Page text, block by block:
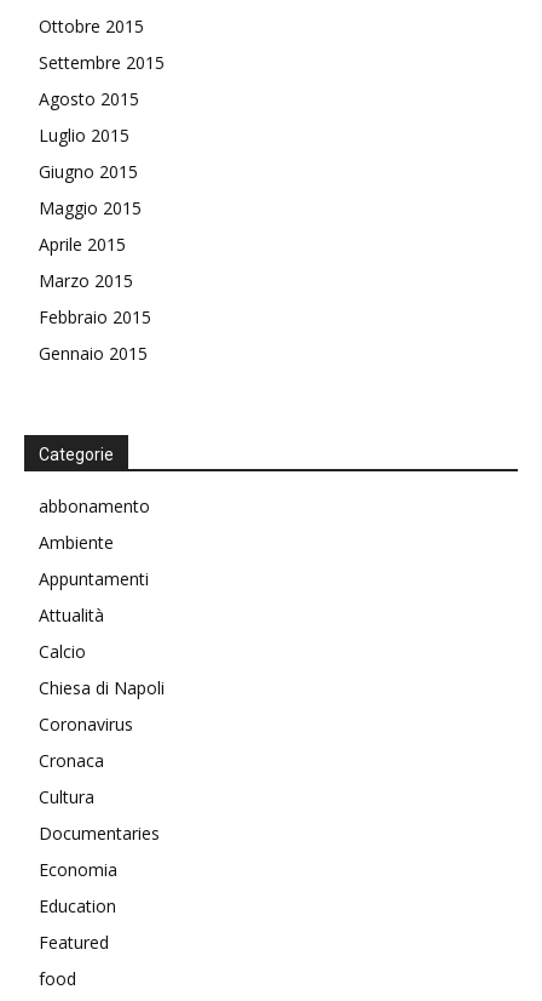
Ottobre 2015
Settembre 2015
Agosto 2015
Luglio 2015
Giugno 2015
Maggio 2015
Aprile 2015
Marzo 2015
Febbraio 2015
Gennaio 2015
Categorie
abbonamento
Ambiente
Appuntamenti
Attualità
Calcio
Chiesa di Napoli
Coronavirus
Cronaca
Cultura
Documentaries
Economia
Education
Featured
food